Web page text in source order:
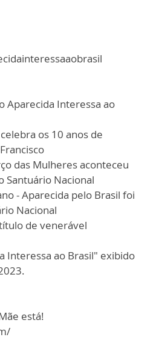
Aparecida Interessa ao
os 10 anos de
das Mulheres aconteceu
Santuário Nacional
- Aparecida pelo Brasil foi
Nacional
de venerável
Interessa ao Brasil" exibido
está!